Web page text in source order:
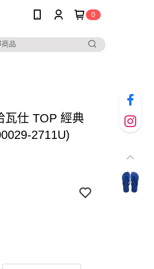
0
瓦仕 TOP 經典
2711U)